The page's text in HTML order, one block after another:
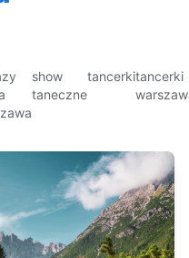
show
taneczne
tancerkitancerki